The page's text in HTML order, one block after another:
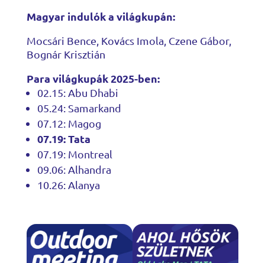
Magyar indulók a világkupán:
Mocsári Bence, Kovács Imola, Czene Gábor,
Bognár Krisztián
Para világkupák 2025-ben:
02.15: Abu Dhabi
05.24: Samarkand
07.12: Magog
07.19: Tata
07.19: Montreal
09.06: Alhandra
10.26: Alanya